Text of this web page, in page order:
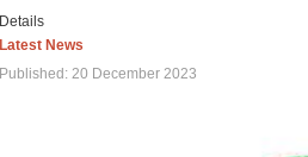
Details
Latest News
Published: 20 December 2023